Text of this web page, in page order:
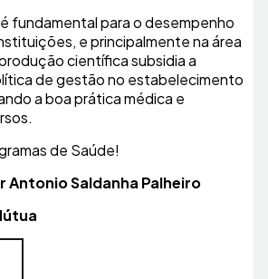
fundamental para o desempenho
e principalmente na área
científica subsidia a
de gestão no estabelecimento
a boa prática médica e
de Saúde!
Antonio Saldanha Palheiro